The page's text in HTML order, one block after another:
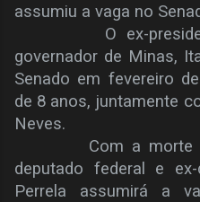
assumiu a vaga no
O ex-
governador de Minas,
Senado em fevereiro
de 8 anos, juntamente
Neves.
Com a morte
deputado federal e
Perrela assumirá a